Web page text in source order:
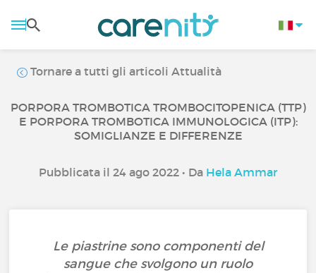
Tornare a tutti gli articoli Attualità
PORPORA TROMBOTICA TROMBOCITOPENICA (TTP)
E PORPORA TROMBOTICA IMMUNOLOGICA (ITP):
SOMIGLIANZE E DIFFERENZE
Pubblicata il 24 ago 2022 • Da Hela Ammar
Le piastrine sono componenti del
sangue che svolgono un ruolo